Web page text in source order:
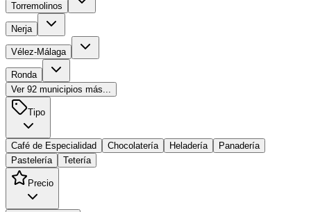
Torremolinos
Nerja
Vélez-Málaga
Ronda
Ver 92 municipios más...
Tipo
Café de Especialidad Chocolatería Heladería
Panadería
Pastelería
Tetería
Precio